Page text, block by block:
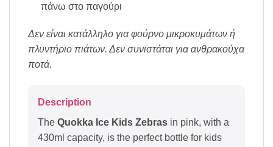
πάνω στο παγούρι
Δεν είναι κατάλληλο για φούρνο μικροκυμάτων ή
πλυντήριο πιάτων. Δεν συνιστάται για ανθρακούχα
ποτά.
Description
The Quokka Ice Kids Zebras in pink, with a
430ml capacity, is the perfect bottle for kids